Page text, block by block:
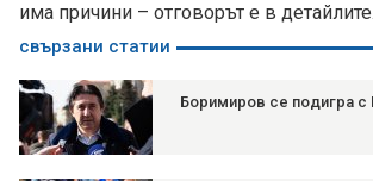
има причини – отговорът е в детайлите.
свързани статии
Боримиров се подигра